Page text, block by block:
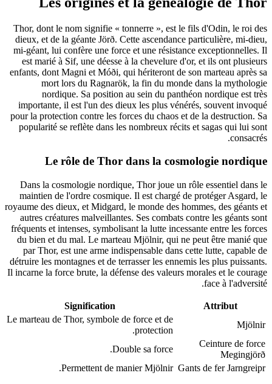
Thor, dont le nom signifie « tonnerre », est le fils d'Odin, le roi des
dieux, et de la géante Jörð. Cette ascendance particulière, mi-dieu,
mi-géant, lui confère une force et une résistance exceptionnelles. Il
est marié à Sif, une déesse à la chevelure d'or, et ils ont plusieurs
enfants, dont Magni et Móði, qui hériteront de son marteau après sa
mort lors du Ragnarök, la fin du monde dans la mythologie
nordique. Sa position au sein du panthéon nordique est très
importante, il est l'un des dieux les plus vénérés, souvent invoqué
pour la protection contre les forces du chaos et de la destruction. Sa
popularité se reflète dans les nombreux récits et sagas qui lui sont
consacrés.
Le rôle de Thor dans la cosmologie nordique
Dans la cosmologie nordique, Thor joue un rôle essentiel dans le
maintien de l'ordre cosmique. Il est chargé de protéger Asgard, le
royaume des dieux, et Midgard, le monde des hommes, des géants et
autres créatures malveillantes. Ses combats contre les géants sont
fréquents et intenses, symbolisant la lutte incessante entre les forces
du bien et du mal. Le marteau Mjölnir, qui ne peut être manié que
par Thor, est une arme indispensable dans cette lutte, capable de
détruire les montagnes et de terrasser les ennemis les plus puissants.
Il incarne la force brute, la défense des valeurs morales et le courage
face à l'adversité.
Attribut
Signification
Mjölnir
Le marteau de Thor, symbole de force et de
protection.
Ceinture de force
Megingjörð
Double sa force.
Gants de fer Jarngreipr
Permettent de manier Mjölnir.